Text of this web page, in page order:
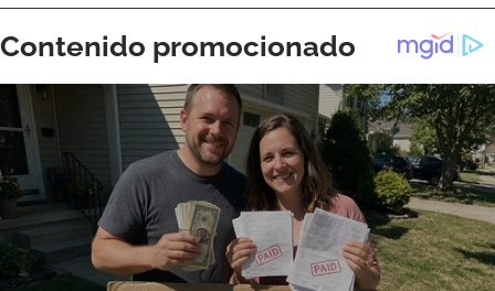
Gracias por suscribirte a nuestro boletín.
ACEPTAR